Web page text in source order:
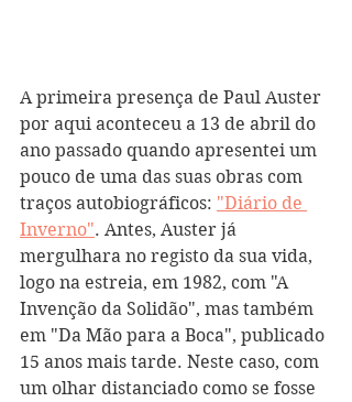
A primeira presença de Paul Auster
por aqui aconteceu a 13 de abril do
ano passado quando apresentei um
pouco de uma das suas obras com
traços autobiográficos: "Diário de
Inverno". Antes, Auster já
mergulhara no registo da sua vida,
logo na estreia, em 1982, com "A
Invenção da Solidão", mas também
em "Da Mão para a Boca", publicado
15 anos mais tarde. Neste caso, com
um olhar distanciado como se fosse